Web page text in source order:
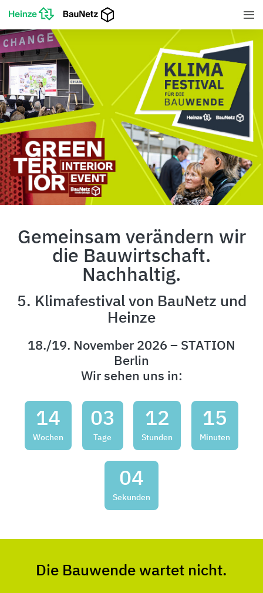
Gemeinsam verändern wir
die Bauwirtschaft.
Nachhaltig.
5. Klimafestival von BauNetz und
Heinze
18./19. November 2026 – STATION
Berlin
Wir sehen uns in:
14
Wochen
03
Tage
12
Stunden
15
Minuten
02
Sekunden
Die Bauwende wartet nicht.